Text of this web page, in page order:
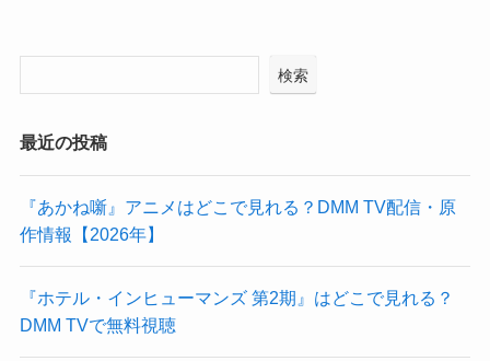
検索
最近の投稿
『あかね噺』アニメはどこで見れる？DMM TV配信・原
作情報【2026年】
『ホテル・インヒューマンズ 第2期』はどこで見れる？
DMM TVで無料視聴